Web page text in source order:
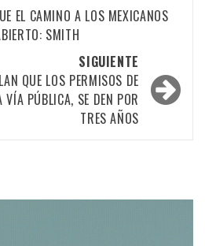
EL CAMINO A LOS MEXICANOS
SMITH
SIGUIENTE
QUE LOS PERMISOS DE
PÚBLICA, SE DEN POR
TRES AÑOS